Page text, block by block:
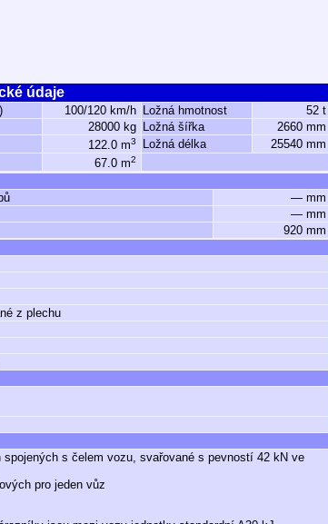
údaje
100/120 km/h Ložná hmotnost
52 t
28000 kg Ložná šířka
2660 mm
122.0 m3 Ložná délka
25540 mm
67.0 m2
— mm
— mm
920 mm
z plechu
s čelem vozu, svařované s pevností 42 kN ve
pro jeden vůz